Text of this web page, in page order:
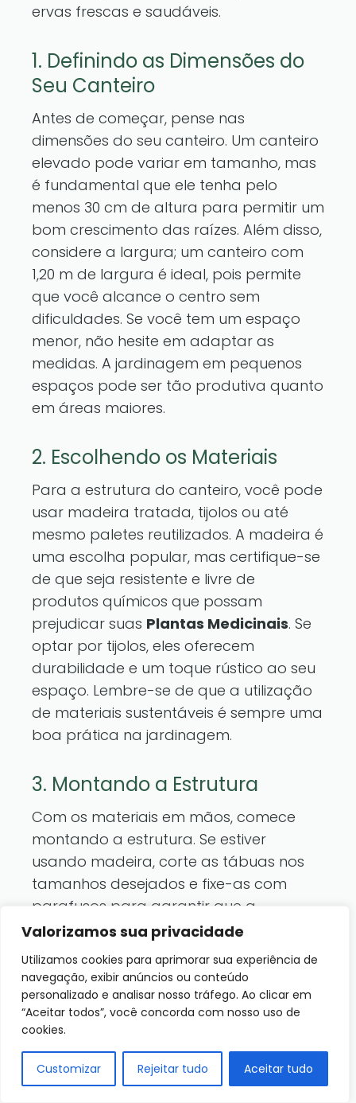
Valorizamos sua privacidade
Utilizamos cookies para aprimorar sua experiência de
navegação, exibir anúncios ou conteúdo
personalizado e analisar nosso tráfego. Ao clicar em
“Aceitar todos”, você concorda com nosso uso de
cookies.
Customizar Rejeitar tudo Aceitar tudo
ervas frescas e saudáveis.
1. Definindo as Dimensões do
Seu Canteiro
Antes de começar, pense nas
dimensões do seu canteiro. Um canteiro
elevado pode variar em tamanho, mas
é fundamental que ele tenha pelo
menos 30 cm de altura para permitir um
bom crescimento das raízes. Além disso,
considere a largura; um canteiro com
1,20 m de largura é ideal, pois permite
que você alcance o centro sem
dificuldades. Se você tem um espaço
menor, não hesite em adaptar as
medidas. A jardinagem em pequenos
espaços pode ser tão produtiva quanto
em áreas maiores.
2. Escolhendo os Materiais
Para a estrutura do canteiro, você pode
usar madeira tratada, tijolos ou até
mesmo paletes reutilizados. A madeira é
uma escolha popular, mas certifique-se
de que seja resistente e livre de
produtos químicos que possam
prejudicar suas Plantas Medicinais. Se
optar por tijolos, eles oferecem
durabilidade e um toque rústico ao seu
espaço. Lembre-se de que a utilização
de materiais sustentáveis é sempre uma
boa prática na jardinagem.
3. Montando a Estrutura
Com os materiais em mãos, comece
montando a estrutura. Se estiver
usando madeira, corte as tábuas nos
tamanhos desejados e fixe-as com
parafusos para garantir que a
estrutura fique firme. Se estiver utilizando
tijolos, monte-os uma camada de cada
vez, certificando-se de que tudo esteja
nivelado. Esse passo é crucial para que
a água drene adequadamente,
evitando acúmulo que pode prejudicar
o desenvolvimento das suas plantas.